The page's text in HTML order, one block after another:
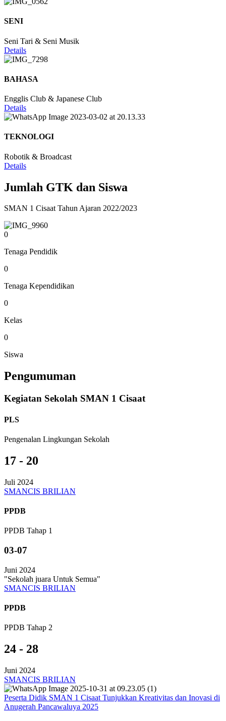
SENI
Seni Tari & Seni Musik
Details
BAHASA
Engglis Club & Japanese Club
Details
TEKNOLOGI
Robotik & Broadcast
Details
Jumlah GTK dan Siswa
SMAN 1 Cisaat Tahun Ajaran 2022/2023
0
Tenaga Pendidik
0
Tenaga Kependidikan
0
Kelas
0
Siswa
Pengumuman
Kegiatan Sekolah SMAN 1 Cisaat
PLS
Pengenalan Lingkungan Sekolah
17 - 20
Juli 2024
SMANCIS BRILIAN
PPDB
PPDB Tahap 1
03-07
Juni 2024
"Sekolah juara Untuk Semua"
SMANCIS BRILIAN
PPDB
PPDB Tahap 2
24 - 28
Juni 2024
SMANCIS BRILIAN
Peserta Didik SMAN 1 Cisaat Tunjukkan Kreativitas dan Inovasi di
Anugerah Pancawaluya 2025